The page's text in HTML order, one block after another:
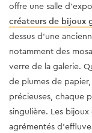
offre une salle
créateurs de bijoux
dessus d'une
notamment des
verre de la galerie.
de plumes de
précieuses, chaque
singulière. Les
agrémentés